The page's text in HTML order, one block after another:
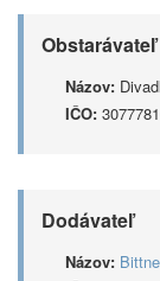
Obstarávateľ
Názov:
IČO:
Dodávateľ
Názov: